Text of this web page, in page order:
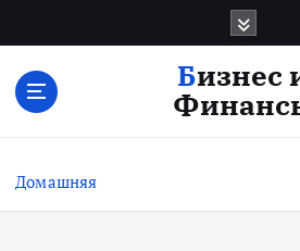
с
Бизнес и
Домашняя